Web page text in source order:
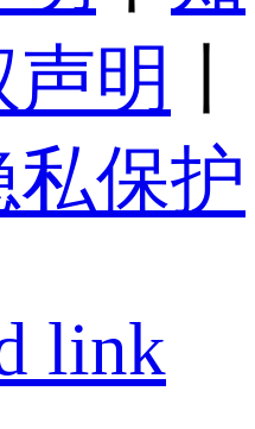
明
私保护
link